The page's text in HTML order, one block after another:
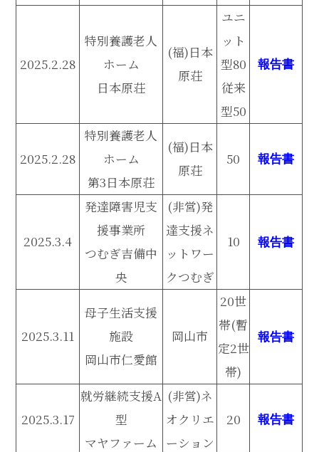
2025.2.28
特別養護老人
ホーム
日本原荘
(福)日本
原荘
ユニ
ット
型80
従来
型50
報告書
2025.2.28
特別養護老人
ホーム
第3日本原荘
(福)日本
原荘
50 報告書
2025.3.4
発達障害児支
援事業所
つむぎ吉備中
央
(非営)発
達支援ネ
ットワー
クつむぎ
10 報告書
2025.3.11
母子生活支援
施設
岡山市仁愛館
岡山市
20世
帯(暫
定2世
帯)
報告書
2025.3.17
就労継続支援A
型
マヤファーム
(非営)ネ
オクリエ
ーション
20 報告書